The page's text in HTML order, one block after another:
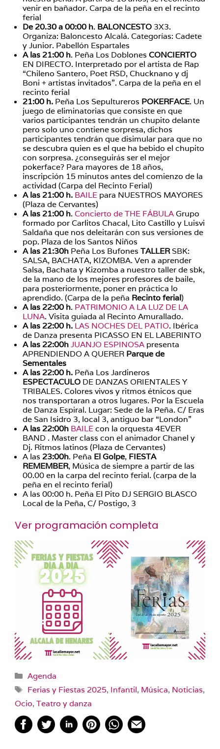
venir en bañador. Carpa de la peña en el recinto
ferial
De 20.30 a 00:00 h. BALONCESTO 3X3.
Organiza: Baloncesto Alcalá. Categorías: Cadete
y Junior. Pabellón Espartales
A las 21:00 h. Peña Los Doblones CONCIERTO
EN DIRECTO. Interpretado por el artista de Rap
“Chileno Santero, Poet RSD, Chucknano y dj
Boni + artistas invitados”. Carpa de la peña en el
recinto ferial
21:00 h. Peña Los Sepultureros POKERFACE. Un
juego de eliminatorias que consiste en que
varios participantes tendrán un chupito delante
pero solo uno contiene sorpresa, dichos
participantes tendrán que disimular para que no
se descubra quien es el que ha bebido el chupito
con sorpresa. ¿conseguirás ser el mejor
pokerface? Para mayores de 18 años,
inscripción 15 minutos antes del comienzo de la
actividad (Carpa del Recinto Ferial)
A las 21:00 h. BAILE para NUESTROS MAYORES
(Plaza de Cervantes)
A las 21:00 h. Concierto de THE FÁBULAGrupo
formado por Carlitos Chacal, Lito Castillo y Luisvi
Saldaña que nos deleitarán con sus versiones de
pop. Plaza de los Santos Niños
A las 21:30h Peña Los Bufones TALLER SBK:
SALSA, BACHATA, KIZOMBA. Ven a aprender
Salsa, Bachata y Kizomba a nuestro taller de sbk,
de la mano de los mejores profesores de baile,
para posteriormente, poner en práctica lo
aprendido. (Carpa de la peña Recinto ferial)
A las 22:00 h. PATRIMONIO A LA LUZ DE LA
LUNA. Visita guiada al Recinto Amurallado.
A las 22:00 h. LAS NOCHES DEL PATIO. Ibérica
de Danza presenta PICASSO EN EL LABERINTO
A las 22:00hJUANJO ESPINOSA presenta
APRENDIENDO A QUERER Parque de
Sementales
A las 22:00 h. Peña Los Jardineros
ESPECTACULO DE DANZAS ORIENTALES Y
TRIBALES. Colores vivos y ritmos étnicos que
nos transportaran a otros lugares. Por la Escuela
de Danza Espiral. Lugar: Sede de la Peña. C/ Eras
de San Isidro 3, local 3, antiguo bar “London”
A las 22:00h BAILEcon la orquesta 4EVER
BAND . Master class con el animador Chanel y
Dj. Ritmos latinos (Plaza de Cervantes)
A las 23:00h. Peña El Golpe, FIESTA
REMEMBER, Música de siempre a partir de las
00.00 en la carpa del recinto ferial. (carpa de la
peña en el recinto ferial)
A las 00:00 h. Peña El Pito DJ SERGIO BLASCO
Local de la Peña, C/ Postigo, 3
Ver programación completa
Categorías
Agenda
Etiquetas
Ferias y Fiestas 2025, Infantil, Música, Noticias,
Ocio, Teatro y danza